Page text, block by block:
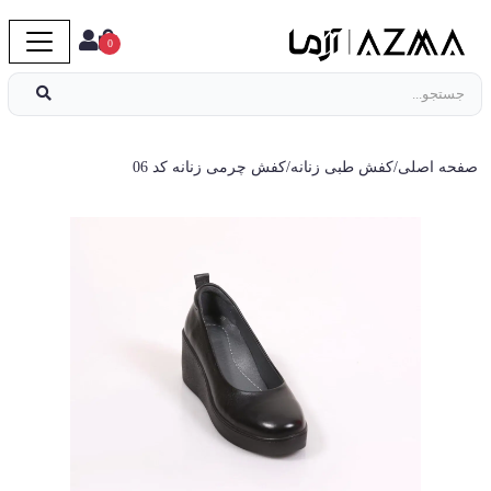
0
صفحه اصلی/کفش طبی زنانه/کفش چرمی زنانه کد 06